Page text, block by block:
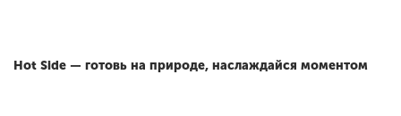
Hot Side — готовь на природе, наслаждайся моментом